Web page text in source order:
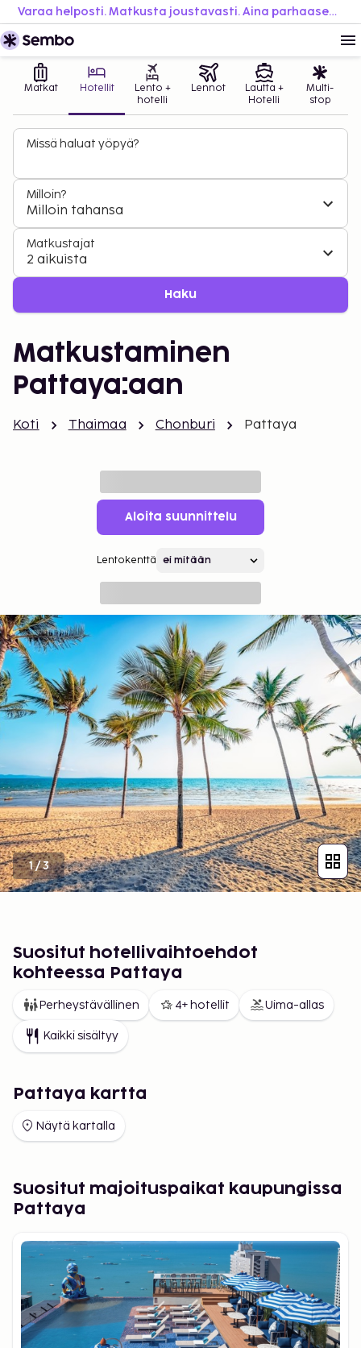
Varaa helposti. Matkusta joustavasti. Aina parhaaseen hintaan.
Matkat Hotellit
Lento +
hotelli
Lennot
Lautta +
Hotelli
Multi-
stop
Missä haluat yöpyä?
Milloin?
Milloin tahansa
Matkustajat
2 aikuista
Haku
Matkustaminen
Pattaya:aan
Koti Thaimaa Chonburi Pattaya
Aloita suunnittelu
Lentokenttä
1/3
Suositut hotellivaihtoehdot
kohteessa Pattaya
Perheystävällinen 4+ hotellit Uima-allas
Kaikki sisältyy
Pattaya kartta
Näytä kartalla
Suositut majoituspaikat kaupungissa
Pattaya